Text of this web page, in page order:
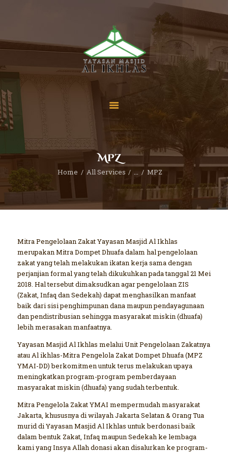
MPZ
Home All Services ... MPZ
Tentang Kami
Sekolah
Berita
Yuk Berdonasi
Kontak
Mitra Pengelolaan Zakat Yayasan Masjid Al Ikhlas
merupakan Mitra Dompet Dhuafa dalam hal pengelolaan
zakat yang telah melakukan ikatan kerja sama dengan
perjanjian formal yang telah dikukuhkan pada tanggal 21 Mei
2018. Hal tersebut dimaksudkan agar pengelolaan ZIS
(Zakat, Infaq dan Sedekah) dapat menghasilkan manfaat
baik dari sisi penghimpunan dana maupun pendayagunaan
dan pendistribusian sehingga masyarakat miskin (dhuafa)
lebih merasakan manfaatnya.
Yayasan Masjid Al Ikhlas melalui Unit Pengelolaan Zakatnya
atau Al ikhlas-Mitra Pengelola Zakat Dompet Dhuafa (MPZ
YMAI-DD) berkomitmen untuk terus melakukan upaya
meningkatkan program-program pemberdayaan
masyarakat miskin (dhuafa) yang sudah terbentuk.
Mitra Pengelola Zakat YMAI mempermudah masyarakat
Jakarta, khususnya di wilayah Jakarta Selatan & Orang Tua
murid di Yayasan Masjid Al Ikhlas untuk berdonasi baik
dalam bentuk Zakat, Infaq maupun Sedekah ke lembaga
kami yang Insya Allah donasi akan disalurkan ke program-